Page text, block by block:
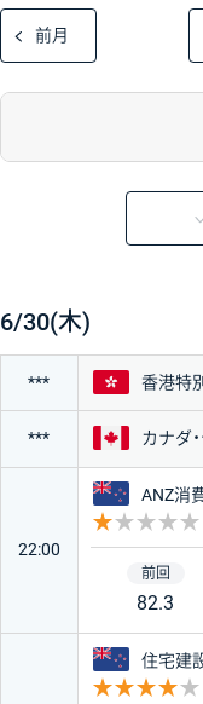
前月
ユーロ
6/30(木)
*** 香港
香港特
*** カナダ
カナダ
22:00
ニュー
ANZ消
82.3
ニュー
住宅建